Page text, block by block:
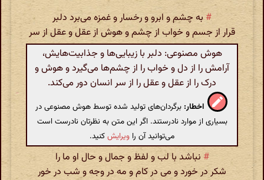
# به چشم و ابرو و رخسار و غمزه می‌برد دلبر
قرار از جسم و خواب از چشم و هوش از عقل و عقل از سر
هوش مصنوعی: دلبر با زیبایی‌ها و جذابیت‌هایش،
آرامش را از دل و خواب را از چشم‌ها می‌گیرد و هوش و
درک را از عقل و عقل را از سر انسان دور می‌کند.
اخطار: برگردان‌های تولید شده توسط هوش مصنوعی در
بسیاری از موارد نادرستند. اگر این متن به نظرتان نادرست است
می‌توانید آن را ویرایشکنید.
# نباشد با لب و لفظ و جمال و حال او ما را
شکر در خورد و می در کام و مه در وجه و شب در خور